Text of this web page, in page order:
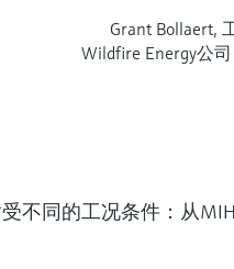
Grant Bollaert,
Wildfire Energy公
不同的工况条件：从